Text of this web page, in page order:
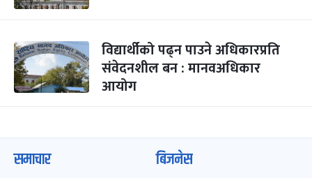
विद्यार्थीको पढ्न पाउने अधिकारप्रति
संवेदनशील बन : मानवअधिकार
आयोग
समाचार बिजनेस